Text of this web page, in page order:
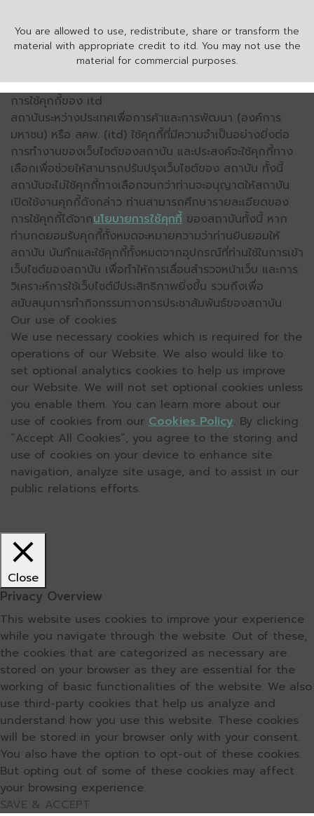
You are allowed to use, redistribute, share or transform the
material with appropriate credit to itd. You may not use the
material for commercial purposes.
การใช้คุกกี้ของ itd
สถาบันระหว่างประเทศเพื่อการค้าและการพัฒนา (องค์การ
มหาชน) หรือ สคพ. (itd) ใช้คุกกี้ที่มีความจำเป็นอย่างยิ่งต่อ
การทำงานของเว็บไซต์ของสถาบัน และประสงค์จะใช้คุกกี้ทาง
เลือกเพื่อช่วยให้สามารถปรับปรุงเว็บไซต์ของ สถาบัน ทั้งนี้
สถาบันจะไม่ใช้คุกกี้ทางเลือกจนกว่าท่านจะอนุญาตให้สถาบัน
เปิดใช้งานคุกกี้ดังกล่าว ท่านสามารถศึกษารายละเอียดของ
การใช้คุกกี้ได้จากนโยบายการใช้คุกกี้ ของสถาบันทั้งนี้ หาก
ท่านกดยอมรับคุกกี้ทั้งหมดจะหมายความว่าท่านยินยอมให้
สถาบัน บันทึกและใช้คุกกี้ทั้งหมดจากอุปกรณ์ที่ท่านใช้ในการเข้า
เว็บไซต์ของสถาบัน เพื่อทำให้การเลื่อนสำรวจหน้าเว็บ และการ
วิเคราะห์การใช้เว็บไซต์มีประสิทธิภาพยิ่งขึ้น รวมถึงเพื่อ
สนับสนุนการทำกิจกรรมทางการประชาสัมพันธ์ของสถาบัน
Our use of cookies
We use necessary cookies which is required for the
operations of our Website. We also would like to
set optional analytics cookies to help us improve
our Website. We will not set optional cookies unless
you enable them. You can learn more about our
use of cookies from our Cookies Policy. By clicking
“Accept All Cookies”, you agree to the storing and
use of cookies on your device to enhance site
navigation, analyze site usage, and to assist in our
public relations efforts.
Close
Privacy Overview
This website uses cookies to improve your experience
while you navigate through the website. Out of these,
the cookies that are categorized as necessary are
stored on your browser as they are essential for the
working of basic functionalities of the website. We also
use third-party cookies that help us analyze and
understand how you use this website. These cookies
will be stored in your browser only with your consent.
You also have the option to opt-out of these cookies.
But opting out of some of these cookies may affect
your browsing experience.
SAVE & ACCEPT